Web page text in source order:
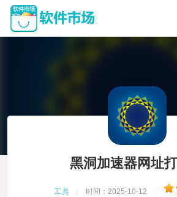
黑洞加速器网址
工具 时间：2025-10-12